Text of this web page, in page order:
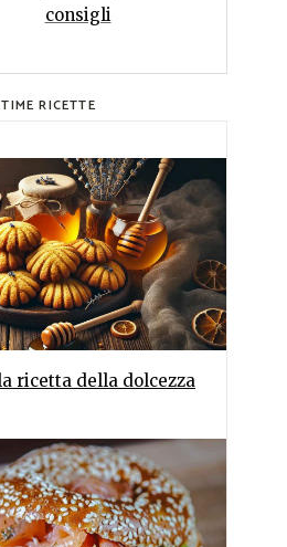
consigli
RICETTE
ricetta della dolcezza